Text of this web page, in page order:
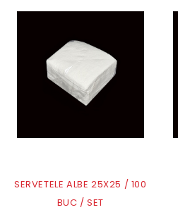
SERVETELE ALBE 25X25 / 100
BUC / SET